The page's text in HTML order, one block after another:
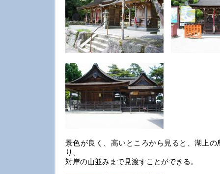
景色が良く、高いところから見ると、湖上
り、
対岸の山並みまで見渡すことができる。